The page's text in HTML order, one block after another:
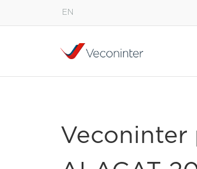
EN
Español
Veconinter